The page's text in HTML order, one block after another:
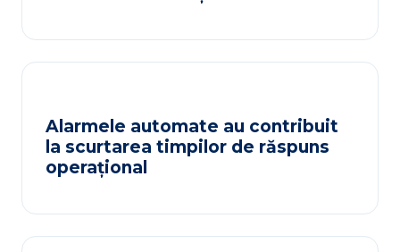
Alarmele automate au contribuit
la scurtarea timpilor de răspuns
operațional